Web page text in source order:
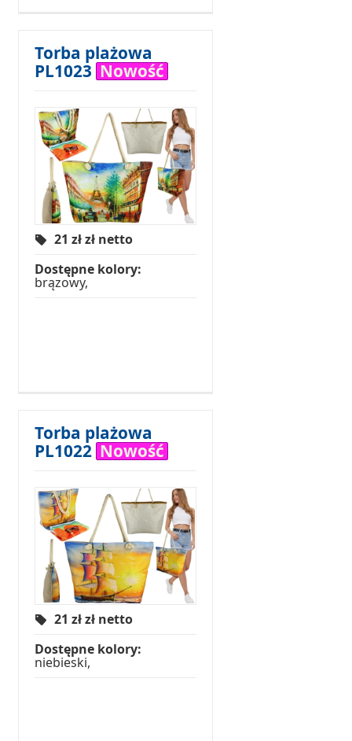
Torba plażowa
PL1023 Nowość
21 złzł netto
Dostępne kolory:
brązowy,
Torba plażowa
PL1022 Nowość
21 złzł netto
Dostępne kolory:
niebieski,